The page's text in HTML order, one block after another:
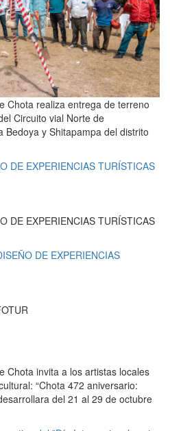
Chota realiza entrega de terreno
Circuito vial Norte de
Bedoya y Shitapampa del distrito
DE EXPERIENCIAS TURÍSTICAS
DE EXPERIENCIAS TURÍSTICAS
DE EXPERIENCIAS
Chota invita a los artistas locales
“Chota 472 aniversario:
del 21 al 29 de octubre